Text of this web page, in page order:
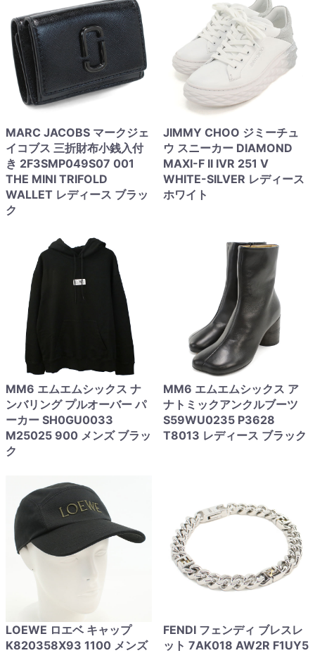
MARC JACOBS マークジェ
イコブス 三折財布小銭入付
き 2F3SMP049S07 001
THE MINI TRIFOLD
WALLET レディース ブラッ
ク
JIMMY CHOO ジミーチュ
ウ スニーカー DIAMOND
MAXI-F II IVR 251 V
WHITE-SILVER レディース
ホワイト
MM6 エムエムシックス ナ
ンバリング プルオーバー パ
ーカー SH0GU0033
M25025 900 メンズ ブラッ
ク
MM6 エムエムシックス ア
ナトミックアンクルブーツ
S59WU0235 P3628
T8013 レディース ブラック
LOEWE ロエベ キャップ
K820358X93 1100 メンズ
FENDI フェンディ ブレスレ
ット 7AK018 AW2R F1UY5